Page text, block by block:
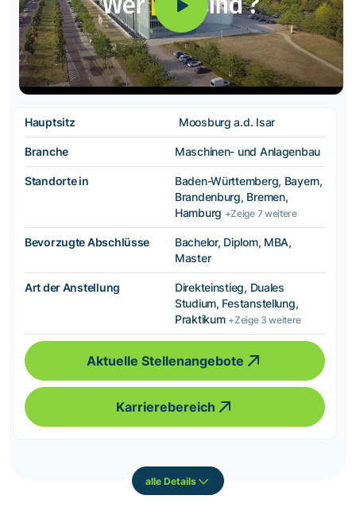
Hauptsitz Moosburg a.d. Isar
Branche Maschinen- und Anlagenbau
Standorte in
Baden-Württemberg, Bayern,
Brandenburg, Bremen,
Hamburg +Zeige 7 weitere
Bevorzugte Abschlüsse
Bachelor, Diplom, MBA,
Master
Art der Anstellung
Direkteinstieg, Duales
Studium, Festanstellung,
Praktikum +Zeige 3 weitere
Aktuelle Stellenangebote
Karrierebereich
alle Details